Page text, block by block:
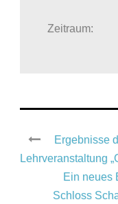
Zeitraum:
Ergebnisse
Lehrveranstaltung
Ein neues
Schloss